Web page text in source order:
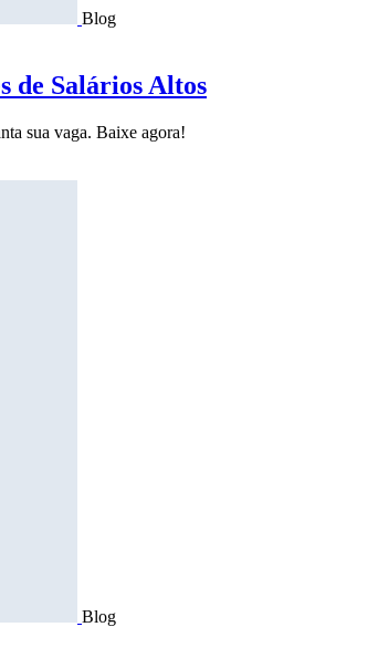
Blog
de Salários Altos
sua vaga. Baixe agora!
Blog